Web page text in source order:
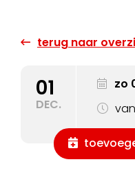
terug naar
01
DEC.
zo